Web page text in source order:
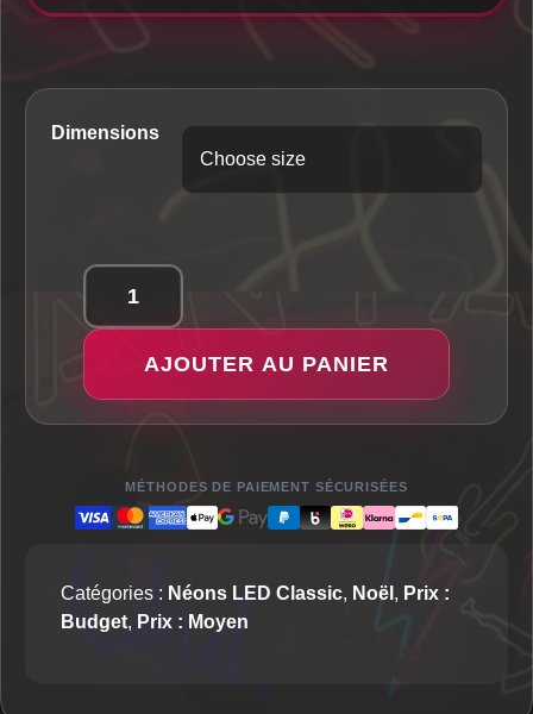
Dimensions
quantité
de
Bonnet
de
Père
Néon
AJOUTER AU PANIER
MÉTHODES DE PAIEMENT SÉCURISÉES
Catégories : Néons LED Classic, Noël , Prix :
Budget, Prix : Moyen